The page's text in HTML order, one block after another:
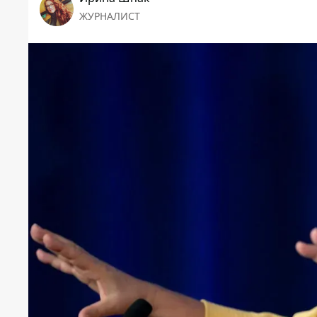
ЖУРНАЛИСТ